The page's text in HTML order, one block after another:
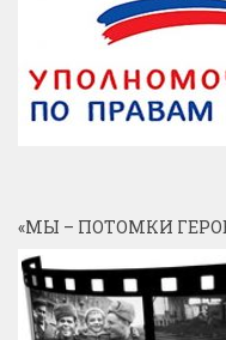
«МЫ – ПОТОМКИ